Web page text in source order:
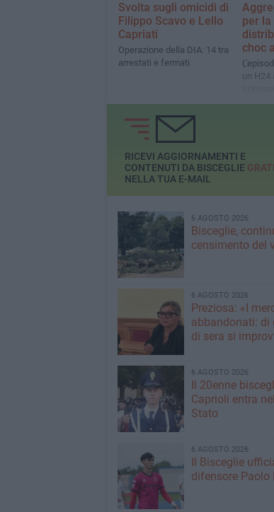
Svolta sugli omicidi di
Filippo Scavo e Lello
Capriati
Operazione della DIA: 14 tra
arrestati e fermati
per la
choc
un H24
RICEVI AGGIORNAMENTI E
CONTENUTI DA BISCEGLIE
NELLA TUA E-MAIL
6 AGOSTO 2026
Bisceglie,
censimento del
6 AGOSTO 2026
Preziosa: «I
abbandonati: di
di sera si
6 AGOSTO 2026
Il 20enne
Caprioli entra
Stato
6 AGOSTO 2026
Il Bisceglie
difensore Paolo